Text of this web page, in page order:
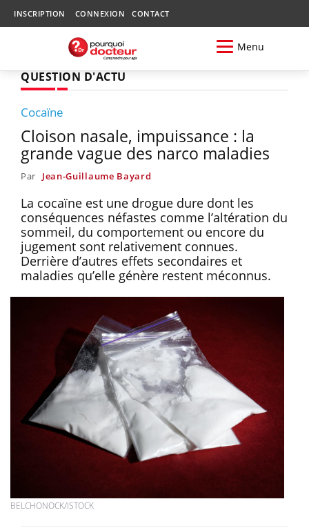
INSCRIPTION CONNEXION CONTACT
Menu
QUESTION D'ACTU
Cocaïne
Cloison nasale, impuissance : la
grande vague des narco maladies
Par Jean-Guillaume Bayard
La cocaïne est une drogue dure dont les
conséquences néfastes comme l’altération du
sommeil, du comportement ou encore du
jugement sont relativement connues.
Derrière d’autres effets secondaires et
maladies qu’elle génère restent méconnus.
BELCHONOCK/ISTOCK